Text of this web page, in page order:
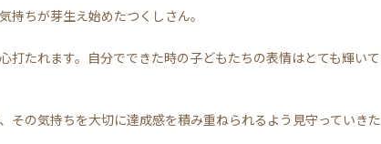
持ちが芽生え始めたつくしさん。
打たれます。自分でできた時の子どもたちの表情はとても輝いて
その気持ちを大切に達成感を積み重ねられるよう見守っていきた